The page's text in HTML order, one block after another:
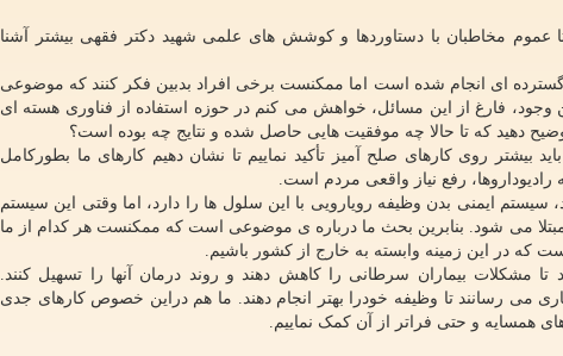
عموم مخاطبان با دستاوردها و کوشش های علمی شهید دکتر فقهی بیشتر آشنا
گسترده ای انجام شده است اما ممکنست برخی افراد بدبین فکر کنند که موضوعی
وجود، فارغ از این مسائل، خواهش می کنم در حوزه استفاده از فناوری هسته ای
توضیح دهید که تا حالا چه موفقیت هایی حاصل شده و نتایج چه بوده است؟
بیشتر روی کارهای صلح آمیز تأکید نماییم تا نشان دهیم کارهای ما بطورکامل
رفع نیاز واقعی مردم است.
ایمنی بدن وظیفه رویارویی با این سلول ها را دارد، اما وقتی این سیستم
می شود. بنابرین بحث ما درباره ی موضوعی است که ممکنست هر کدام از ما
که در این زمینه وابسته به خارج از کشور باشیم.
مشکلات بیماران سرطانی را کاهش دهند و روند درمان آنها را تسهیل کنند.
می رسانند تا وظیفه خودرا بهتر انجام دهند. ما هم دراین خصوص کارهای جدی
همسایه و حتی فراتر از آن کمک نماییم.